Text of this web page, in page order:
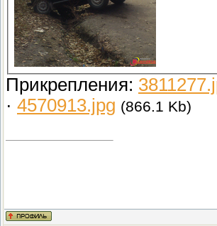
Прикрепления:
· 4570913.jpg (866.1 Kb)